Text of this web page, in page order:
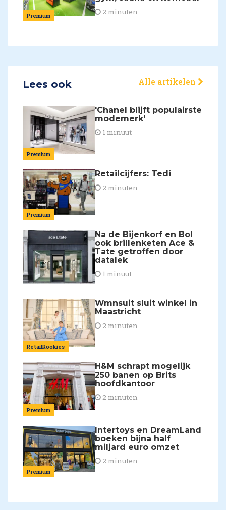
Premium 2 minuten
Lees ook Alle artikelen
Premium
'Chanel blijft populairste
modemerk'
1 minuut
Premium
Retailcijfers: Tedi
2 minuten
Na de Bijenkorf en Bol
ook brillenketen Ace &
Tate getroffen door
datalek
1 minuut
RetailRookies
Wmnsuit sluit winkel in
Maastricht
2 minuten
Premium
H&M schrapt mogelijk
250 banen op Brits
hoofdkantoor
2 minuten
Premium
Intertoys en DreamLand
boeken bijna half
miljard euro omzet
2 minuten